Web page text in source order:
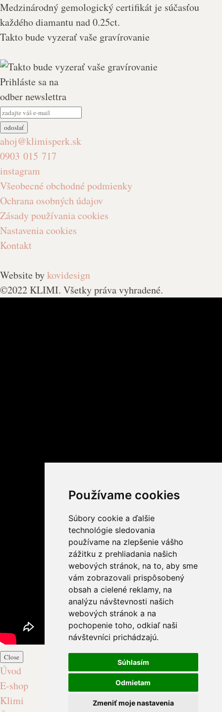
Používame cookies
Súbory cookie a ďalšie
technológie sledovania
používame na zlepšenie vášho
zážitku z prehliadania našich
webových stránok, na to, aby sme
vám zobrazovali prispôsobený
obsah a cielené reklamy, na
analýzu návštevnosti našich
webových stránok a na
pochopenie toho, odkiaľ naši
návštevníci prichádzajú.
Súhlasím
Odmietam
Zmeniť moje nastavenia
Medzinárodný gemologický certifikát je súčasťou
každého diamantu nad 0.25ct.
Takto bude vyzerať vaše gravírovanie
Prihláste sa na
odber newslettra
ahoj@klimisperk.sk
0903 015 717
instagram
Všeobecné obchodné podmienky
Ochrana osobných údajov
Zásady používania cookies
Nastavenia cookies
Kontakt
Website bykovidesign
©2022 KLIMI. Všetky práva vyhradené.
Close
Úvod
E-shop
Klimi